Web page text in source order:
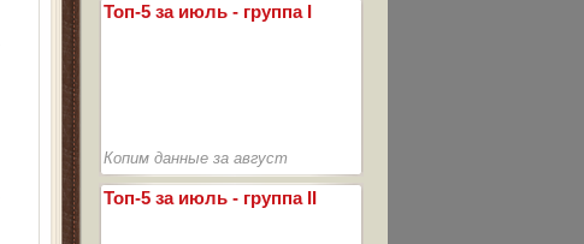
Топ-5 за июль - группа I
Копим данные за август
Топ-5 за июль - группа II